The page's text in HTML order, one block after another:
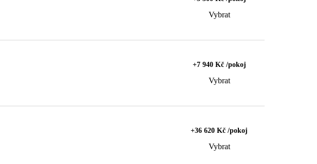
Vybrat
+7 940 Kč /pokoj
Vybrat
+36 620 Kč /pokoj
Vybrat